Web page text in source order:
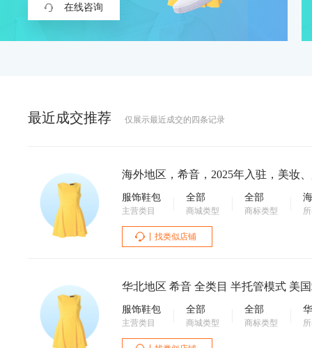
在线咨询
最近成交推荐 仅展示最近成交的四条记录
海外地区，希音，2025年入驻，美妆
服饰鞋包
主营类目
全部
商城类型
全部
商标类型
找类似店铺
华北地区 希音 全类目 半托管模式
服饰鞋包
主营类目
全部
商城类型
全部
商标类型